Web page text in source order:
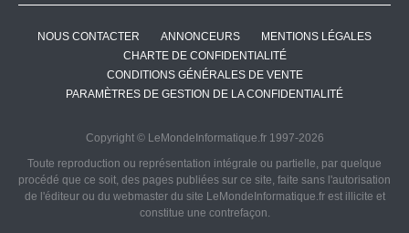
NOUS CONTACTER ANNONCEURS
MENTIONS LÉGALES
CHARTE DE CONFIDENTIALITÉ
CONDITIONS GÉNÉRALES DE VENTE
PARAMÈTRES DE GESTION DE LA CONFIDENTIALITÉ
Copyright © LeMondeInformatique.fr 1997-2026
Toute reproduction ou représentation intégrale ou partielle, par quelque
procédé que ce soit, des pages publiées sur ce site, faite sans l'autorisation
de l'éditeur ou du webmaster du site LeMondeInformatique.fr est illicite et
constitue une contrefaçon.